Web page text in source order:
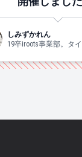
しみずかれん
19卒iroots事業部。タ
験があります。 好き